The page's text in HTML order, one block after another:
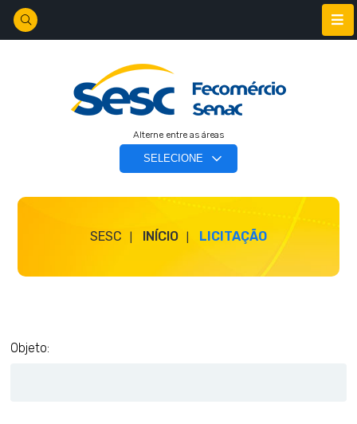
Alterne entre as áreas
SESC INÍCIO LICITAÇÃO
Objeto: